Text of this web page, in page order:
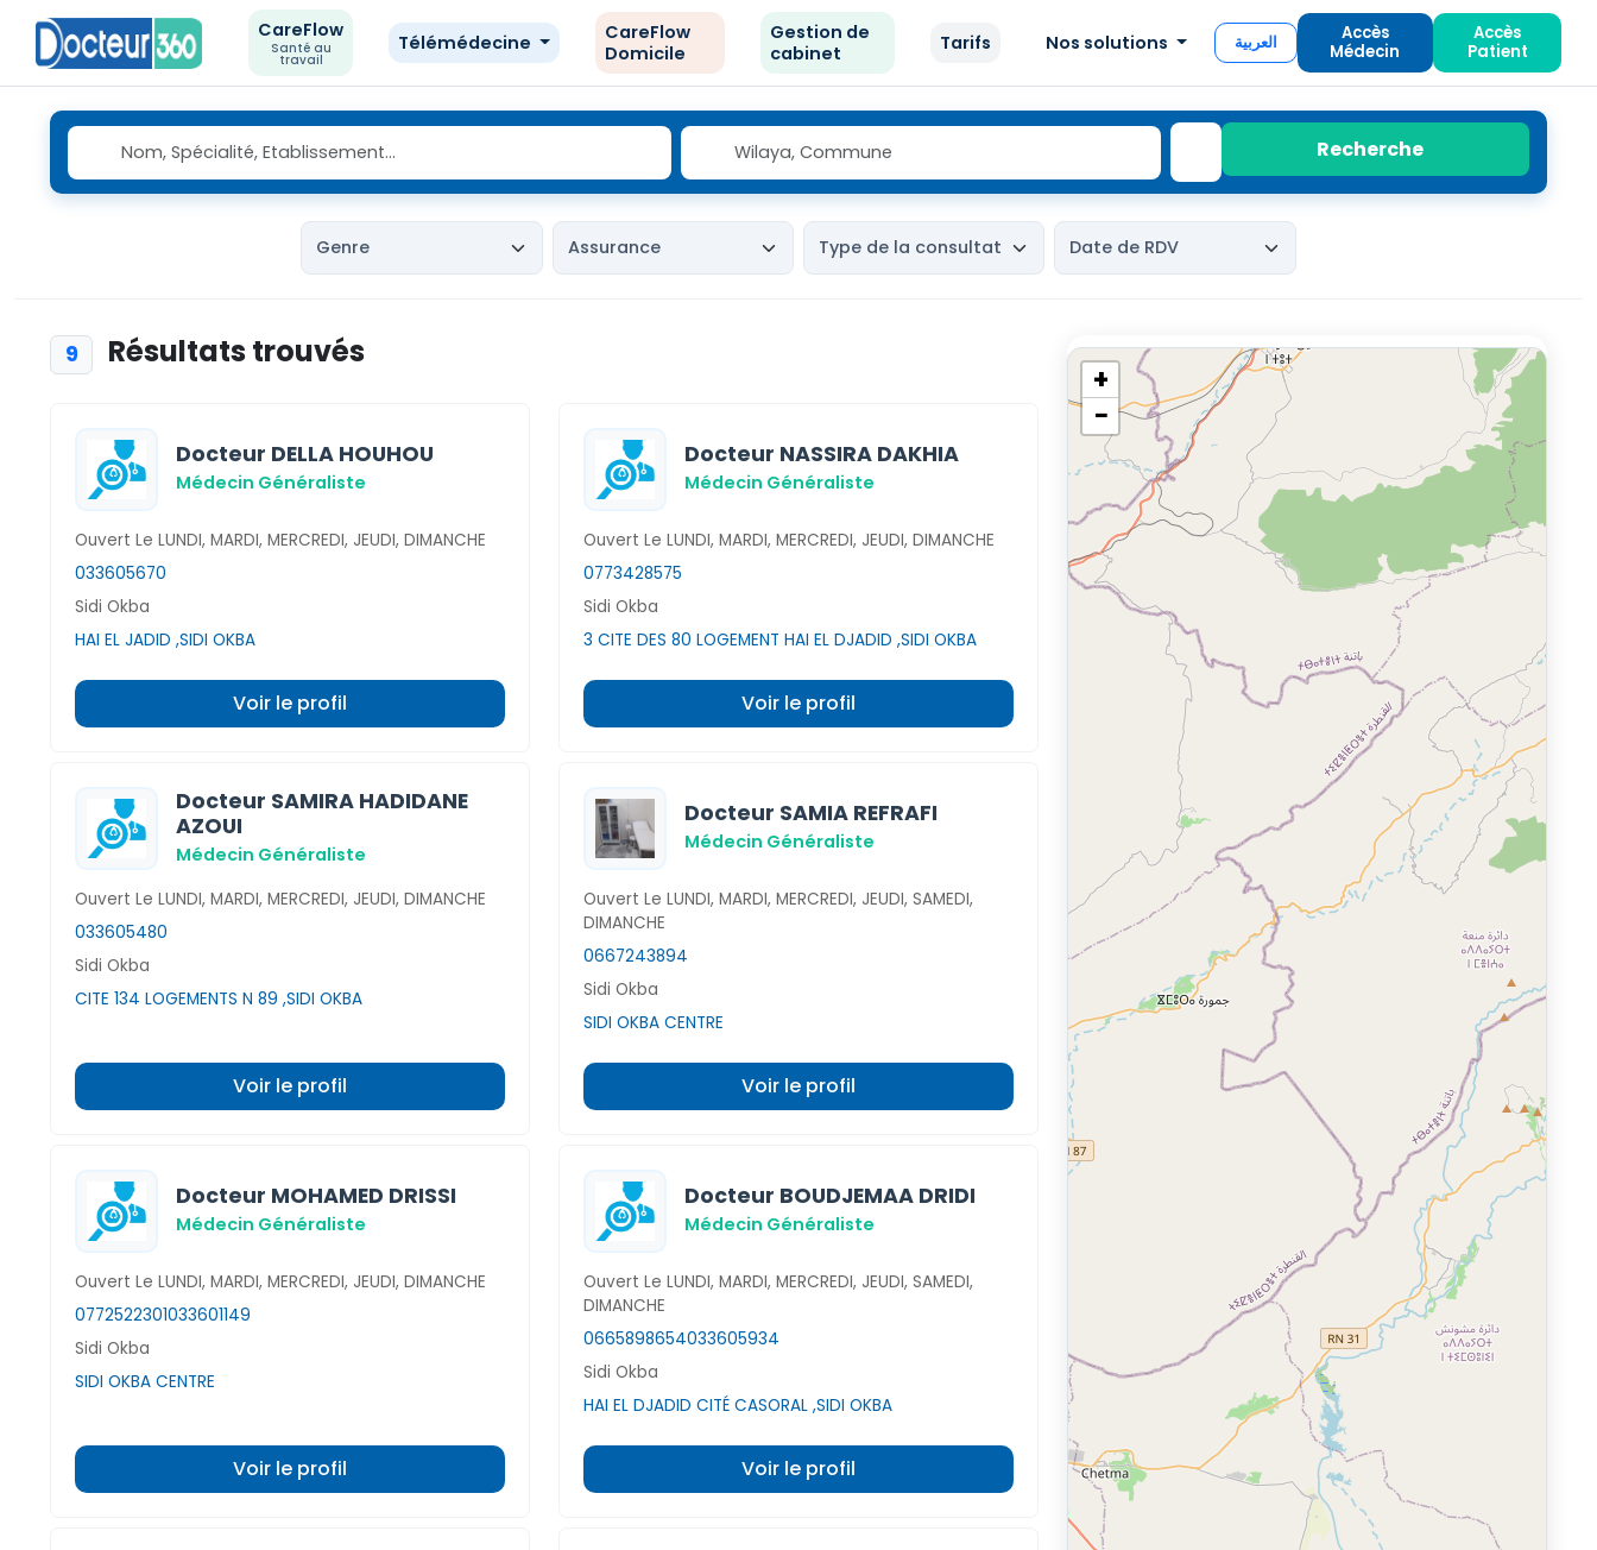
CareFlow
Santé au
travail
Télémédecine
CareFlow
Domicile
Gestion de
cabinet
Tarifs Nos solutions العربية
Accès
Médecin
Accès
Patient
Recherche
9 Résultats trouvés
Docteur DELLA HOUHOU
Médecin Généraliste
Ouvert Le LUNDI, MARDI, MERCREDI, JEUDI, DIMANCHE
033605670
Sidi Okba
HAI EL JADID ,SIDI OKBA
Voir le profil
Docteur NASSIRA DAKHIA
Médecin Généraliste
Ouvert Le LUNDI, MARDI, MERCREDI, JEUDI, DIMANCHE
0773428575
Sidi Okba
3 CITE DES 80 LOGEMENT HAI EL DJADID ,SIDI OKBA
Voir le profil
Docteur SAMIRA HADIDANE
AZOUI
Médecin Généraliste
Ouvert Le LUNDI, MARDI, MERCREDI, JEUDI, DIMANCHE
033605480
Sidi Okba
CITE 134 LOGEMENTS N 89 ,SIDI OKBA
Voir le profil
Docteur SAMIA REFRAFI
Médecin Généraliste
Ouvert Le LUNDI, MARDI, MERCREDI, JEUDI, SAMEDI,
DIMANCHE
0667243894
Sidi Okba
SIDI OKBA CENTRE
Voir le profil
Docteur MOHAMED DRISSI
Médecin Généraliste
Ouvert Le LUNDI, MARDI, MERCREDI, JEUDI, DIMANCHE
0772522301033601149
Sidi Okba
SIDI OKBA CENTRE
Voir le profil
Docteur BOUDJEMAA DRIDI
Médecin Généraliste
Ouvert Le LUNDI, MARDI, MERCREDI, JEUDI, SAMEDI,
DIMANCHE
0665898654033605934
Sidi Okba
HAI EL DJADID CITÉ CASORAL ,SIDI OKBA
Voir le profil
+
−